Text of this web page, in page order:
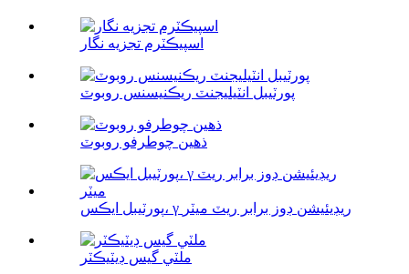
اسپيڪٽرم تجزيه نگار
پورٽيبل انٽيليجنٽ ريڪنيسنس روبوٽ
ذهين چوطرفو روبوٽ
پورٽيبل ايڪس، γ ريڊيئيشن ڊوز برابر ريٽ ميٽر
ملٽي گيس ڊيٽيڪٽر